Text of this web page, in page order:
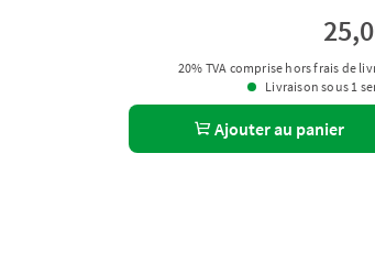
20% TVA comprise hors frais de
Livraison sous 1
Ajouter au panier